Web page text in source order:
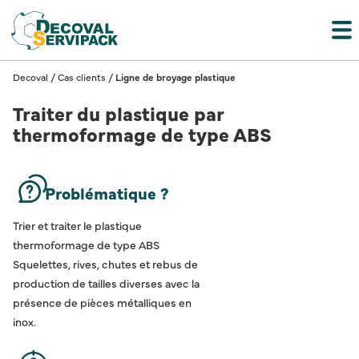
Decoval /Cas clients / Ligne de broyage plastique
Traiter du plastique par
thermoformage de type ABS
Problématique ?
Trier et traiter le plastique
thermoformage de type ABS
Squelettes, rives, chutes et rebus de
production de tailles diverses avec la
présence de pièces métalliques en
inox.